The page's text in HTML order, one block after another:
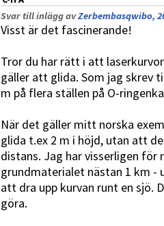
Svar till inlägg avZerbembasqwibo,
Visst är det fascinerande!
Tror du har rätt i att
gäller att glida. Som jag skrev
m på flera ställen på O-
När det gäller mitt norska
glida t.ex 2 m i höjd, utan att
distans. Jag har visserligen för
grundmaterialet nästan 1 km
att dra upp kurvan runt en sjö.
göra.